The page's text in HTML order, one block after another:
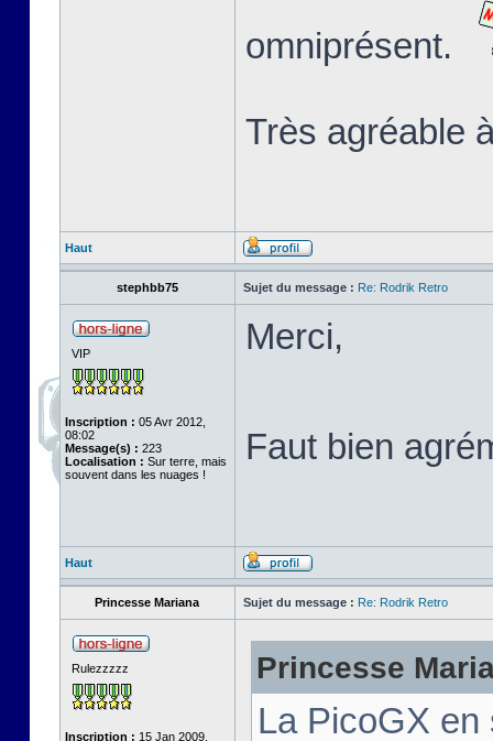
omniprésent.
Très agréable
Haut
stephbb75 Sujet du message : Re: Rodrik Retro
VIP
Inscription : 05 Avr 2012,
08:02
Message(s) : 223
Localisation : Sur terre, mais
souvent dans les nuages !
Merci,
Faut bien
Haut
Princesse Mariana Sujet du message : Re: Rodrik Retro
Rulezzzzz
Inscription : 15 Jan 2009,
Princesse
La PicoGX